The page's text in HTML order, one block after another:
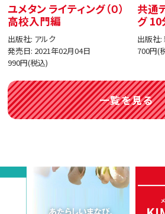
ユメタン ライティング（０）
高校入門編
出版社: アルク
発売日: 2021年02月04日
990円(税込)
共通
グ
出版社:
700円(
一覧を見る